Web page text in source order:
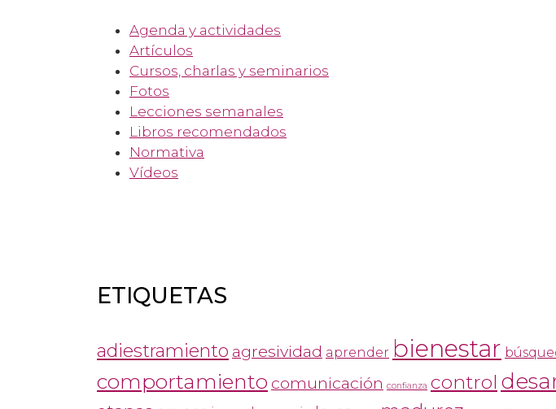
Agenda y actividades
Artículos
Cursos, charlas y seminarios
Fotos
Lecciones semanales
Libros recomendados
Normativa
Vídeos
ETIQUETAS
adiestramiento agresividad aprender bienestar
comportamiento comunicación confianza control